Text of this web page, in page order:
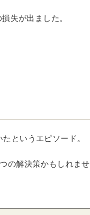
失が出ました。
というエピソード。
の解決策かもしれま